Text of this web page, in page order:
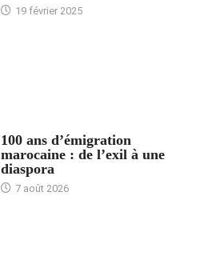
19 février 2025
100 ans d’émigration
marocaine : de l’exil à une
diaspora
7 août 2026